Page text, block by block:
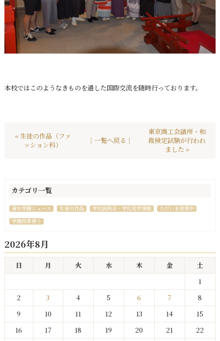
本校ではこのようなきものを通した国際交流を随時行っております。
« 生徒の作品（ファ
ッション科）
｜一覧へ戻る｜
東京商工会議所・和
裁検定試験が行われ
ました »
カテゴリ一覧
清水学園ニュース 生徒の作品 学校説明会・学校見学情報
ただいま授業中
学園四季便り
2026年8月
日 月 火 水 木 金 土
1
2
3 4 5 6 7
8
9
10 11 12 13 14
15
16
17 18 19 20 21
22